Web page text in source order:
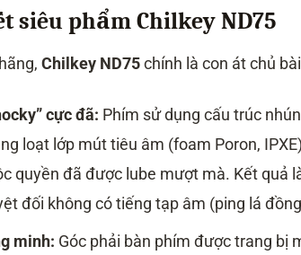
siêu phẩm Chilkey ND75
Chilkey ND75chính là con át chủ
cực đã: Phím sử dụng cấu trúc
loạt lớp mút tiêu âm (foam Poron,
quyền đã được lube mượt mà. Kết quả
đối không có tiếng tạp âm (ping lá
minh: Góc phải bàn phím được trang bị